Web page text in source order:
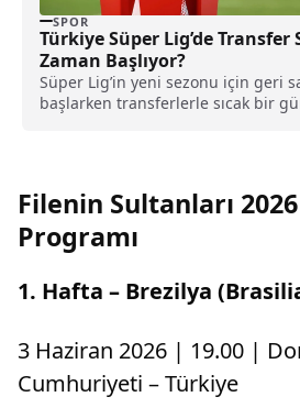
SPOR
Türkiye Süper Lig’de Transfer
Zaman Başlıyor?
Süper Lig’in yeni sezonu için geri
başlarken transferlerle sıcak bir
Filenin Sultanları
Programı
1. Hafta – Brezilya
3 Haziran 2026 | 19.00 |
Cumhuriyeti – Türkiye